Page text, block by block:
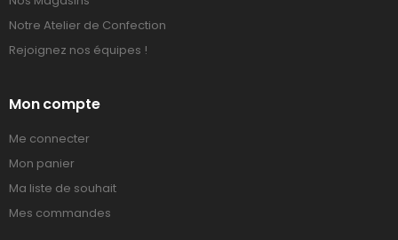
Notre Atelier de Confection
Rejoignez nos équipes !
Mon compte
Me connecter
Mon panier
Ma liste de souhait
Mes commandes